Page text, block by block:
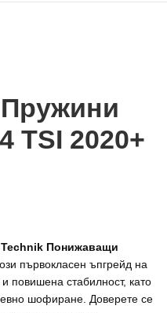
TSI 2020+
Technik Понижаващи
първокласен ъпгрейд на
повишена стабилност, като
шофиране. Доверете се